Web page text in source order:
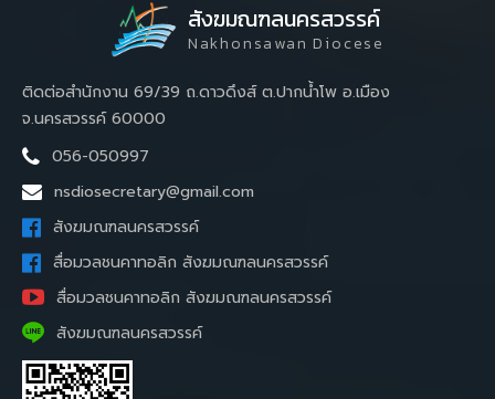
สังฆมณฑลนครสวรรค์
Nakhonsawan Diocese
ติดต่อสำนักงาน 69/39 ถ.ดาวดึงส์ ต.ปากน้ำโพ อ.เมือง
จ.นครสวรรค์ 60000
056-050997
nsdiosecretary@gmail.com
สังฆมณฑลนครสวรรค์
สื่อมวลชนคาทอลิก สังฆมณฑลนครสวรรค์
สื่อมวลชนคาทอลิก สังฆมณฑลนครสวรรค์
สังฆมณฑลนครสวรรค์